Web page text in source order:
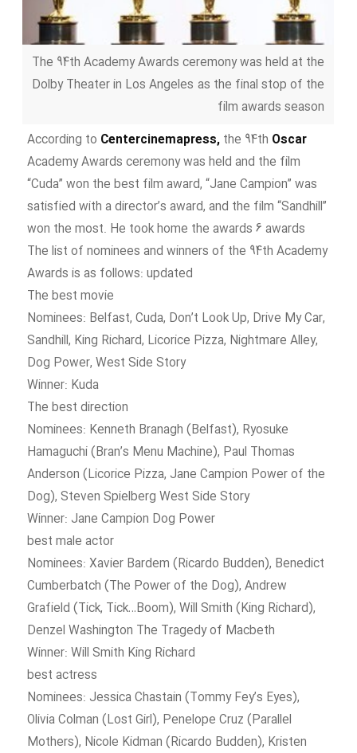
The 94th Academy Awards ceremony was held at the
Dolby Theater in Los Angeles as the final stop of the
film awards season
According to Centercinemapress,the 94th Oscar
Academy Awards ceremony was held and the film
“Cuda” won the best film award, “Jane Campion” was
satisfied with a director’s award, and the film “Sandhill”
won the most. He took home the awards 6 awards
The list of nominees and winners of the 94th Academy
Awards is as follows: updated
The best movie
Nominees: Belfast, Cuda, Don’t Look Up, Drive My Car,
Sandhill, King Richard, Licorice Pizza, Nightmare Alley,
Dog Power, West Side Story
Winner: Kuda
The best direction
Nominees: Kenneth Branagh (Belfast), Ryosuke
Hamaguchi (Bran’s Menu Machine), Paul Thomas
Anderson (Licorice Pizza, Jane Campion Power of the
Dog), Steven Spielberg West Side Story
Winner: Jane Campion Dog Power
best male actor
Nominees: Xavier Bardem (Ricardo Budden), Benedict
Cumberbatch (The Power of the Dog), Andrew
Grafield (Tick, Tick…Boom), Will Smith (King Richard),
Denzel Washington The Tragedy of Macbeth
Winner: Will Smith King Richard
best actress
Nominees: Jessica Chastain (Tommy Fey’s Eyes),
Olivia Colman (Lost Girl), Penelope Cruz (Parallel
Mothers), Nicole Kidman (Ricardo Budden), Kristen